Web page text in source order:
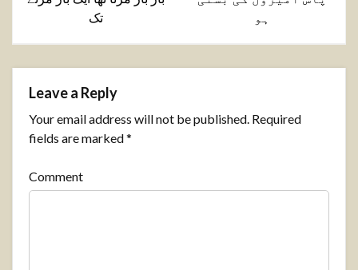
تک
ہو
Leave a Reply
Your email address will not be published. Required
fields are marked*
Comment